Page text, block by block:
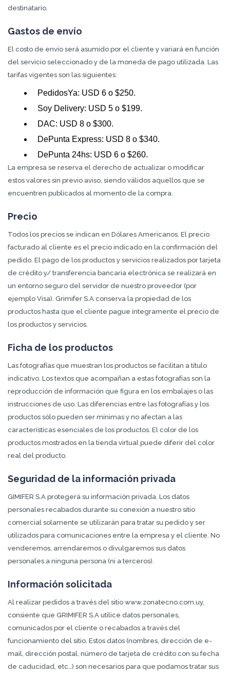
destinatario.
Gastos de envío
El costo de envío será asumido por el cliente y variará en función
del servicio seleccionado y de la moneda de pago utilizada. Las
tarifas vigentes son las siguientes:
PedidosYa: USD 6 o $250.
Soy Delivery: USD 5 o $199.
DAC: USD 8 o $300.
DePunta Express: USD 8 o $340.
DePunta 24hs: USD 6 o $260.
La empresa se reserva el derecho de actualizar o modificar
estos valores sin previo aviso, siendo válidos aquellos que se
encuentren publicados al momento de la compra.
Precio
Todos los precios se indican en Dólares Americanos. El precio
facturado al cliente es el precio indicado en la confirmación del
pedido. El pago de los productos y servicios realizados por tarjeta
de crédito y/ transferencia bancaria electrónica se realizará en
un entorno seguro del servidor de nuestro proveedor (por
ejemplo Visa). Grimifer S.A conserva la propiedad de los
productos hasta que el cliente pague íntegramente el precio de
los productos y servicios.
Ficha de los productos
Las fotografías que muestran los productos se facilitan a título
indicativo. Los textos que acompañan a estas fotografías son la
reproducción de información que figura en los embalajes o las
instrucciones de uso. Las diferencias entre las fotografías y los
productos sólo pueden ser mínimas y no afectan a las
características esenciales de los productos. El color de los
productos mostrados en la tienda virtual puede diferir del color
real del producto.
Seguridad de la información privada
GIMIFER S.A protegerá su información privada. Los datos
personales recabados durante su conexión a nuestro sitio
comercial solamente se utilizarán para tratar su pedido y ser
utilizados para comunicaciones entre la empresa y el cliente. No
venderemos, arrendaremos o divulgaremos sus datos
personales a ninguna persona (ni a terceros).
Información solicitada
Al realizar pedidos a través del sitio www.zonatecno.com.uy,
consiente que GRIMIFER S.A utilice datos personales,
comunicados por el cliente o recabados a través del
funcionamiento del sitio. Estos datos (nombres, dirección de e-
mail, dirección postal, número de tarjeta de crédito con su fecha
de caducidad, etc…) son necesarios para que podamos tratar sus